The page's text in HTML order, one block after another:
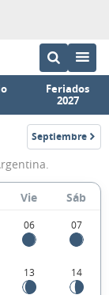
Feriados
2027
Septiembre
2021
Vie Sáb
06 07
13 14